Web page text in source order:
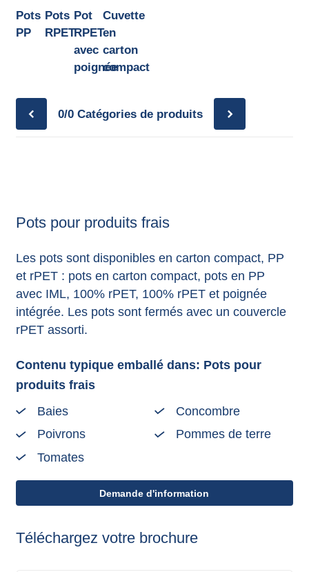
Pots
PP
Pots
RPET
Pot
RPET
avec
poignée
Cuvette
en
carton
compact
0/0 Catégories de produits
Pots pour produits frais
Les pots sont disponibles en carton compact, PP
et rPET : pots en carton compact, pots en PP
avec IML, 100% rPET, 100% rPET et poignée
intégrée. Les pots sont fermés avec un couvercle
rPET assorti.
Contenu typique emballé dans: Pots pour
produits frais
Baies
Concombre
Poivrons
Pommes de terre
Tomates
Demande d'information
Téléchargez votre brochure
annonces.